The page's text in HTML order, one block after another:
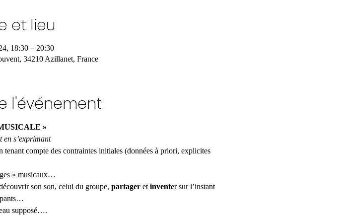
et lieu
18:30 – 20:30
34210 Azillanet, France
l'événement
»
en s’exprimant
compte des contraintes initiales (données à priori, explicites
» musicaux…
son son, celui du groupe, partager et inventer sur l’instant
supposé….